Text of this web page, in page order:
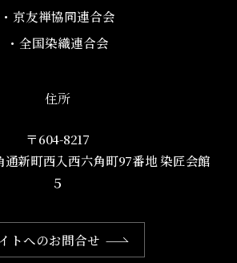
・京友禅協同連合会
・全国染織連合会
住所
〒604-8217
通新町西入西六角町97番地​ 染匠会館
５
トへのお問合せ